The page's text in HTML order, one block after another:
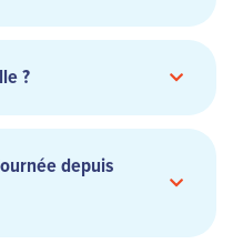
nord de
Bridge
Queen
?
Park depuis